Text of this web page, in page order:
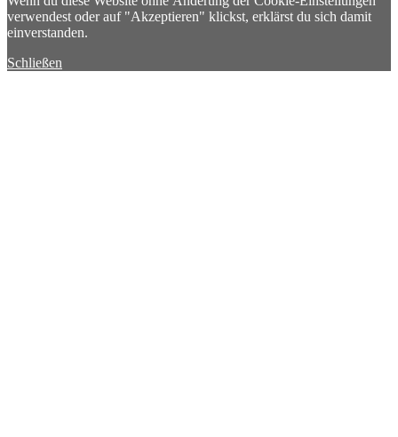
verwendest oder auf "Akzeptieren" klickst, erklärst du sich damit
einverstanden.
Schließen